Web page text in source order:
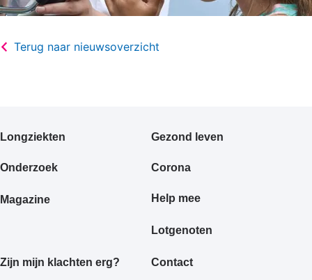
Terug naar nieuwsoverzicht
Primair
Longziekten Gezond leven
Onderzoek Corona
Magazine Help mee
Lotgenoten
Zijn mijn klachten erg? Contact